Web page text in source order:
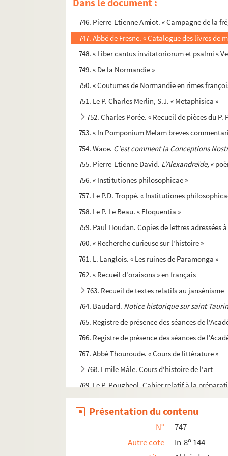
745. Pierre de La Rue. « Logica »
746. Pierre-Etienne Amiot. « Campagne de la
747. Abbé de Fresne. « Catalogue des livres
748. « Liber cantus invitatoriorum et psalmi «
749. « De la Normandie »
750. « Coutumes de Normandie en rimes
751. Le P. Charles Merlin, S.J. « Metaphisica »
752. Charles Porée. « Recueil de pièces du P.
753. « In Pomponium Melam breves
754. Wace. C'est comment la Conceptions
755. Pierre-Etienne David. L'Alexandreïde, «
756. « Institutiones philosophicae »
757. Le P.D. Troppé. « Institutiones
758. Le P. Le Beau. « Eloquentia »
759. Paul Houdan. Copies de lettres
760. « Recherche curieuse sur l'histoire »
761. L. Langlois. « Les ruines de Paramonga »
762. « Recueil d'oraisons » en français
763. Recueil de textes relatifs au jansénisme
764. Baudard. Notice historique sur saint
765. Registre de présence des séances de
766. Registre de présence des séances de
767. Abbé Thouroude. « Cours de littérature »
768. Emile Mâle. Cours d'histoire de l'art
769. Le P. Pougheol. Cahier relatif à la
770. Théâtre de Caen. Programme des
771. Charles François A. Quesnot.Nos
772. Classifications botaniques
Vie de l'abbé J.M. Reverony, vicaire
Présentation du contenu
N°
747
Autre cote
In-8o 144